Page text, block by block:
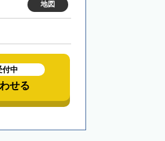
地図
付中
せる